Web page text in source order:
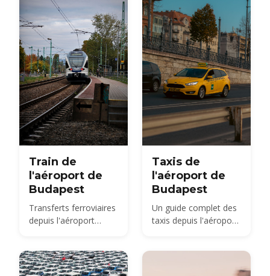
and 2026 taxi fares
under the new airport
surcharge.
comment réserver à
l'avance.
Train de
l'aéroport de
Budapest
Transferts ferroviaires
depuis l'aéroport
Taxis de
l'aéroport de
Budapest
Un guide complet des
taxis depuis l'aéroport